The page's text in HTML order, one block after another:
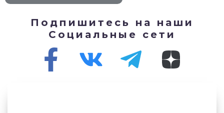
Подпишитесь на наши
Социальные сети